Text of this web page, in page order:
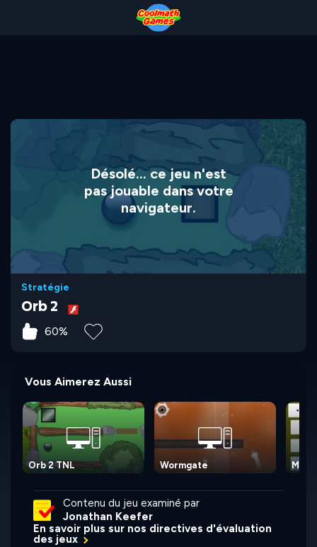
Désolé... ce jeu n'est
pas jouable dans votre
navigateur.
Stratégie
Orb 2
60%
Vous Aimerez Aussi
Orb 2 TNL Wormgate
Contenu du jeu examiné par
Jonathan Keefer
En savoir plus sur nos directives d'évaluation
des jeux